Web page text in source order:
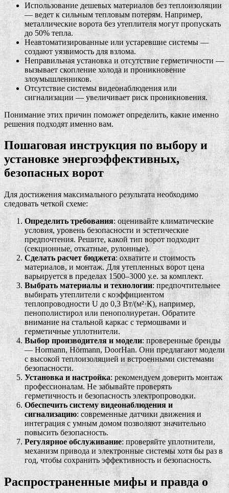
Использование дешевых материалов без теплоизоляции
— ведет к сильным тепловым потерям. Например,
металлические ворота без утеплителя могут пропускать
до 50% тепла.
Неавтоматизированные или устаревшие системы —
создают уязвимость для взлома.
Неправильная установка и отсутствие герметичности —
вызывает скопление холода и проникновение
злоумышленников.
Отсутствие системы видеонаблюдения или
сигнализации — увеличивает риск проникновения.
Понимание этих причин поможет определить, какие именно
решения подходят именно вам.
Пошаговая инструкция по выбору и
установке энергоэффективных,
безопасных ворот
Для достижения максимального результата необходимо
следовать четкой схеме:
Определить требования: оценивайте климатические
условия, уровень безопасности и эстетические
предпочтения. Решите, какой тип ворот подходит
(секционные, откатные, рулонные).
Сделать расчет бюджета: охватите и стоимость
материалов, и монтаж. Для утепленных ворот цена
варьируется в пределах 1500–3000 у.е. за комплект.
Выбрать материалы и технологии: предпочтительнее
выбирать утеплители с коэффициентом
теплопроводности U до 0,3 Вт/(м²·К), например,
пенополистирол или пенополиуретан. Обратите
внимание на стальной каркас с термошвами и
герметичные уплотнители.
Выбор производителя и модели: проверенные бренды
— Hormann, Hörmann, DoorHan. Они предлагают модели
с высокой теплоизоляцией и встроенными системами
безопасности.
Установка и настройка: рекомендуем доверить монтаж
профессионалам. Не забывайте проверять
герметичность и безопасность электропроводки.
Обеспечить систему видеонаблюдения и
сигнализацию: современные датчики движения и
интеграция с умным домом позволяют значительно
повысить безопасность.
Регулярное обслуживание: проверяйте уплотнители,
механизм привода и электронные системы хотя бы раз в
год, чтобы сохранить эффективность и безопасность.
Распространенные мифы и правда о